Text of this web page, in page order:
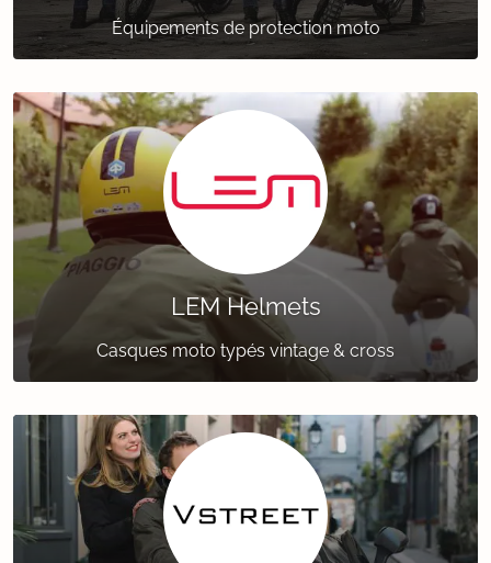
Équipements de protection moto
LEM Helmets
Casques moto typés vintage & cross